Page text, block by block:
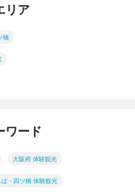
リア
橋
ワード
大阪府 体験観光
・四ツ橋 体験観光